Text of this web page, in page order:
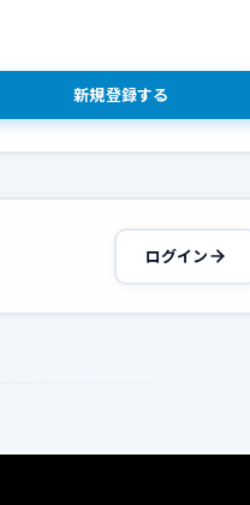
新規登録する
ログイン